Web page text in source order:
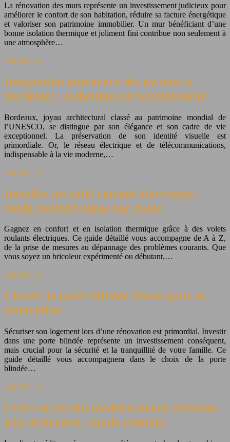
La rénovation des murs représente un investissement judicieux pour
améliorer le confort de son habitation, réduire sa facture énergétique
et valoriser son patrimoine immobilier. Un mur bénéficiant d’une
bonne isolation thermique et joliment fini contribue non seulement à
une atmosphère…
Lire la suite
Intégration paysagère des pylônes à
bordeaux : esthétique et fonctionnalité
Bordeaux, joyau architectural classé au patrimoine mondial de
l’UNESCO, se distingue par son élégance et son cadre de vie
exceptionnel. La préservation de son identité visuelle est
primordiale. Or, le réseau électrique et de télécommunications,
indispensable à la vie moderne,…
Lire la suite
Installer un volet roulant électrique:
guide complet étape par étape
Gagnez en confort et en isolation thermique grâce à des volets
roulants électriques. Ce guide détaillé vous accompagne de A à Z,
de la prise de mesures au dépannage des problèmes courants. Que
vous soyez un bricoleur expérimenté ou débutant,…
Lire la suite
Choisir la porte blindée idéale pour sa
rénovation
Sécuriser son logement lors d’une rénovation est primordial. Investir
dans une porte blindée représente un investissement conséquent,
mais crucial pour la sécurité et la tranquillité de votre famille. Ce
guide détaillé vous accompagnera dans le choix de la porte
blindée…
Lire la suite
Créer un jardin méditerranéen résistant
à la sécheresse : guide complet